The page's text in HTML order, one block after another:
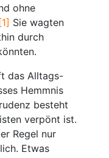
ohne
[1] Sie wagten
durch
das Alltags-
Hemmnis
besteht
verpönt ist.
Regel nur
Etwas